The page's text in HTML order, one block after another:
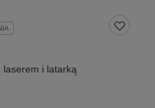
laserem i latarką